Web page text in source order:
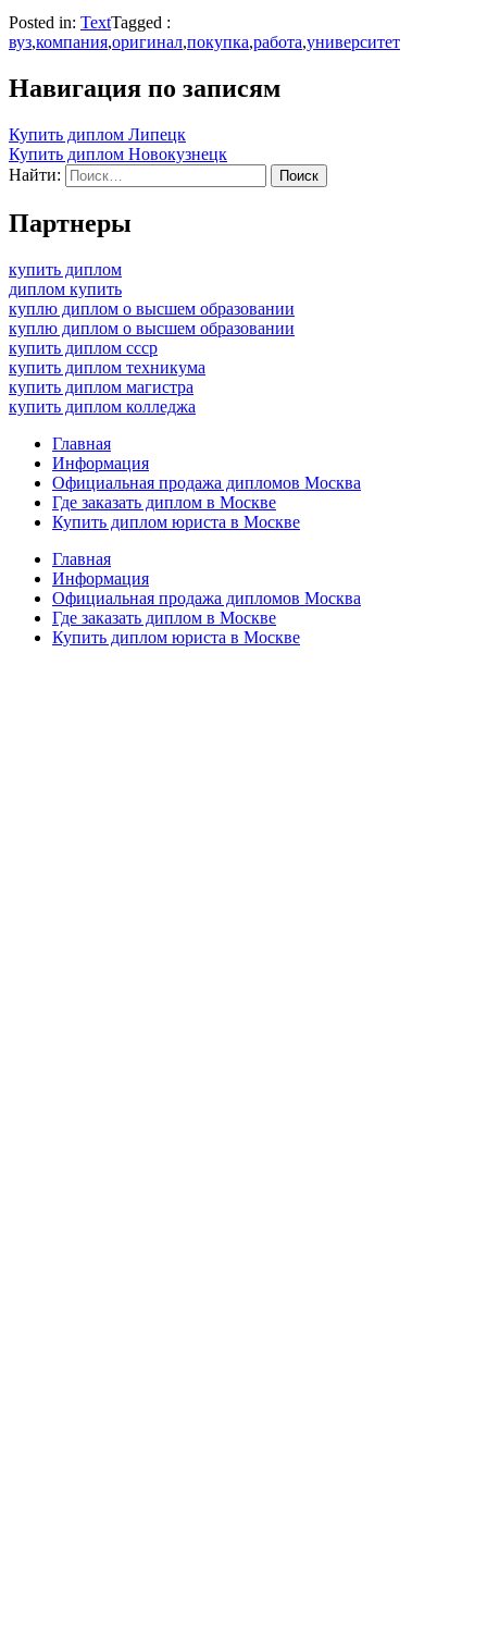
Posted in: TextTagged :
вуз,компания,оригинал,покупка,работа,университет
Навигация по записям
Купить диплом Липецк
Купить диплом Новокузнецк
Найти:
Партнеры
купить диплом
диплом купить
куплю диплом о высшем образовании
куплю диплом о высшем образовании
купить диплом ссср
купить диплом техникума
купить диплом магистра
купить диплом колледжа
Главная
Информация
Официальная продажа дипломов Москва
Где заказать диплом в Москве
Купить диплом юриста в Москве
Главная
Информация
Официальная продажа дипломов Москва
Где заказать диплом в Москве
Купить диплом юриста в Москве